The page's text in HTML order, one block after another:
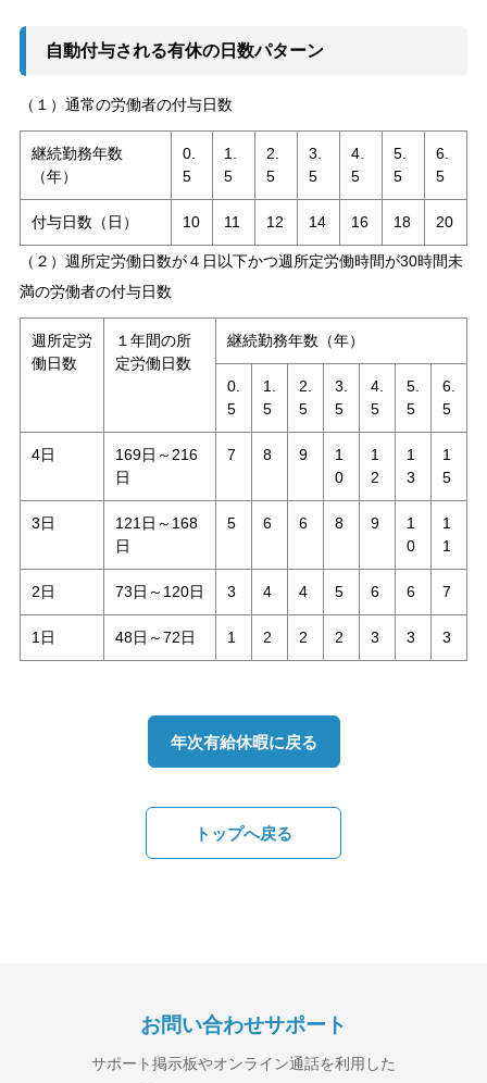
自動付与される有休の日数パターン
（１）通常の労働者の付与日数
継続勤務年数
（年）
0.
5
1.
5
2.
5
3.
5
4.
5
5.
5
6.
5
付与日数（日） 10 11 12 14 16 18 20
（２）週所定労働日数が４日以下かつ週所定労働時間が30時間未
満の労働者の付与日数
週所定労
働日数
１年間の所
定労働日数
継続勤務年数（年）
0.
5
1.
5
2.
5
3.
5
4.
5
5.
5
6.
5
4日
169日～216
日
7 8 9
1
0
1
2
1
3
1
5
3日
121日～168
日
5 6 6 8 9
1
0
1
1
2日 73日～120日 3 4 4 5 6 6 7
1日 48日～72日 1 2 2 2 3 3 3
年次有給休暇に戻る
トップへ戻る
お問い合わせサポート
サポート掲示板やオンライン通話を利用した